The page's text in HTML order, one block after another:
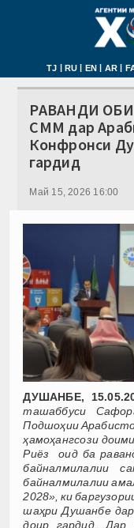
TJ | RU | EN | AR |
РАВАНДИ
СММ дар
Конфронси
гардид
Май 15, 2026 16:00
ДУШАНБЕ,
ташаббуси
Подшоҳии
ҳамоҳангсози
Риёз оид ба
байналмилалии
байналмилалии
2028», ки
шаҳри Душанбе
доир гардид.